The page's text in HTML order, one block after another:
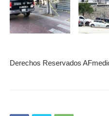
Derechos Reservados